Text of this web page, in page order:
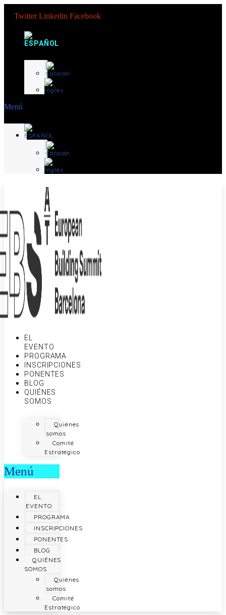
Twitter Linkedin Facebook
Menú
EL
EVENTO
PROGRAMA
INSCRIPCIONES
PONENTES
BLOG
QUIÉNES
SOMOS
Quiénes
somos
Comité
Estratégico
Menú
EL
EVENTO
PROGRAMA
INSCRIPCIONES
PONENTES
BLOG
QUIÉNES
SOMOS
Quiénes
somos
Comité
Estratégico